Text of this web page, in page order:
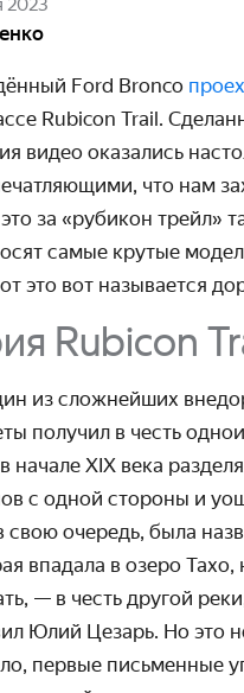
2023
Ford Bronco
Rubicon Trail.
видео оказались
что нам
за «рубикон трейл»
самые крутые
это вот называется
Rubicon
из сложнейших
получил в честь
начале XIX века
с одной стороны и
свою очередь, была
впадала в озеро Тахо,
— в честь другой
Юлий Цезарь. Но это
первые письменные